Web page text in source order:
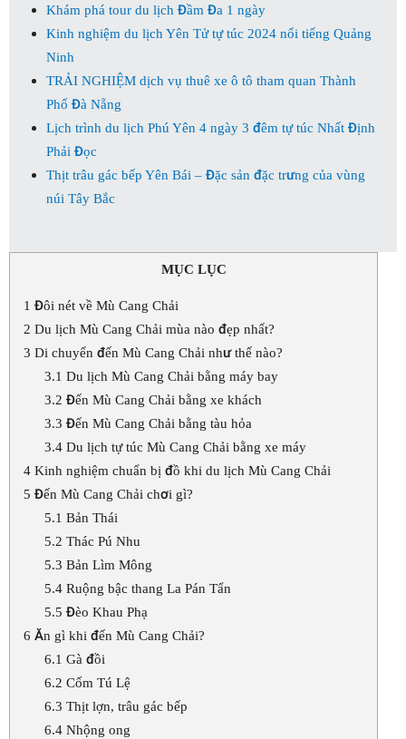
Khám phá tour du lịch Đầm Đa 1 ngày
Kinh nghiệm du lịch Yên Tử tự túc 2024 nổi tiếng Quảng
Ninh
TRẢI NGHIỆM dịch vụ thuê xe ô tô tham quan Thành
Phố Đà Nẵng
Lịch trình du lịch Phú Yên 4 ngày 3 đêm tự túc Nhất Định
Phải Đọc
Thịt trâu gác bếp Yên Bái – Đặc sản đặc trưng của vùng
núi Tây Bắc
MỤC LỤC
1 Đôi nét về Mù Cang Chải
2 Du lịch Mù Cang Chải mùa nào đẹp nhất?
3 Di chuyển đến Mù Cang Chải như thế nào?
3.1 Du lịch Mù Cang Chải bằng máy bay
3.2 Đến Mù Cang Chải bằng xe khách
3.3 Đến Mù Cang Chải bằng tàu hỏa
3.4Du lịch tự túc Mù Cang Chải bằng xe máy
4 Kinh nghiệm chuẩn bị đồ khi du lịch Mù Cang Chải
5 Đến Mù Cang Chải chơi gì?
5.1 Bản Thái
5.2 Thác Pú Nhu
5.3 Bản Lìm Mông
5.4Ruộng bậc thang La Pán Tẩn
5.5 Đèo Khau Phạ
6 Ăn gì khi đến Mù Cang Chải?
6.1 Gà đồi
6.2 Cốm Tú Lệ
6.3 Thịt lợn, trâu gác bếp
6.4Nhộng ong